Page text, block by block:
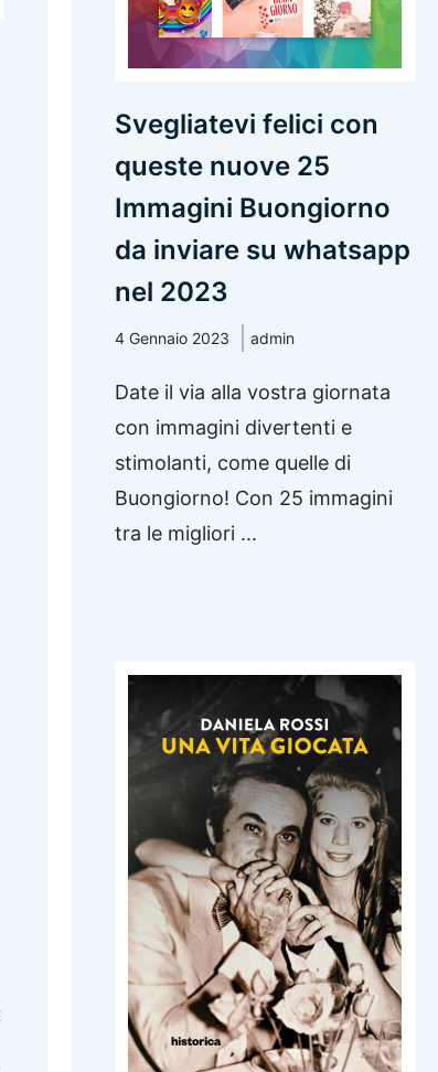
Svegliatevi felici con
queste nuove 25
Immagini Buongiorno
da inviare su whatsapp
nel 2023
4 Gennaio 2023 admin
Date il via alla vostra giornata
con immagini divertenti e
stimolanti, come quelle di
Buongiorno! Con 25 immagini
tra le migliori ...